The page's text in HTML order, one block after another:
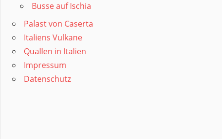
Busse auf Ischia
Palast von Caserta
Italiens Vulkane
Quallen in Italien
Impressum
Datenschutz